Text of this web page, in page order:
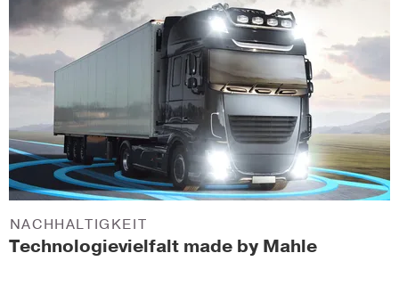
Technologievielfalt made by Mahle
NACHHALTIGKEIT